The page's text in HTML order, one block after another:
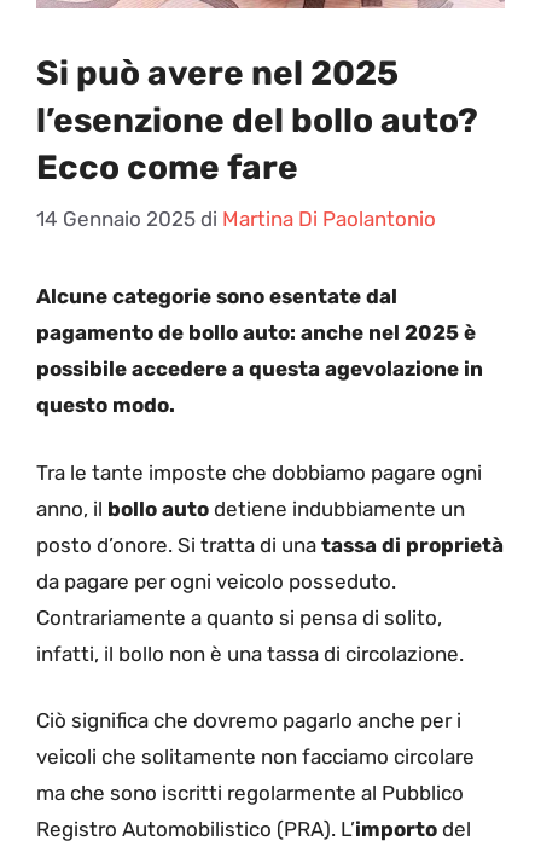
Si può avere nel 2025
l’esenzione del bollo auto?
Ecco come fare
14 Gennaio 2025 di Martina Di Paolantonio
Alcune categorie sono esentate dal
pagamento de bollo auto: anche nel 2025 è
possibile accedere a questa agevolazione in
questo modo.
Tra le tante imposte che dobbiamo pagare ogni
anno, il bollo auto detiene indubbiamente un
posto d’onore. Si tratta di una tassa di proprietà
da pagare per ogni veicolo posseduto.
Contrariamente a quanto si pensa di solito,
infatti, il bollo non è una tassa di circolazione.
Ciò significa che dovremo pagarlo anche per i
veicoli che solitamente non facciamo circolare
ma che sono iscritti regolarmente al Pubblico
Registro Automobilistico (PRA). L’importo del